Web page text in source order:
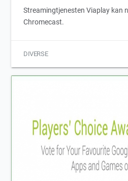
Streamingtjenesten Viaplay kan
Chromecast.
DIVERSE